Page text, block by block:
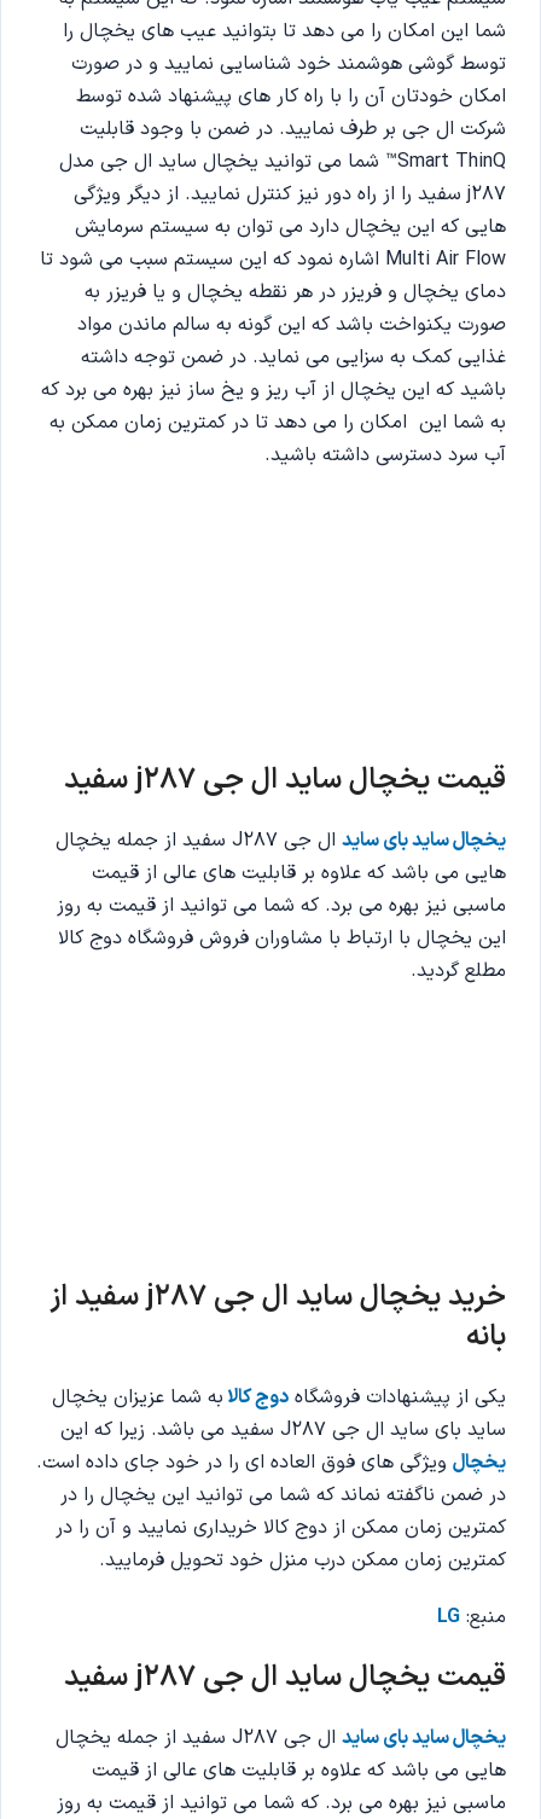
شما این امکان را می دهد تا بتوانید عیب های یخچال را
توسط گوشی هوشمند خود شناسایی نمایید و در صورت
امکان خودتان آن را با راه کار های پیشنهاد شده توسط
شرکت ال جی بر طرف نمایید. در ضمن با وجود قابلیت
Smart ThinQ™ شما می توانید یخچال ساید ال جی مدل
j287 سفید را از راه دور نیز کنترل نمایید. از دیگر ویژگی
هایی که این یخچال دارد می توان به سیستم سرمایش
Multi Air Flow اشاره نمود که این سیستم سبب می شود تا
دمای یخچال و فریزر در هر نقطه یخچال و یا فریزر به
صورت یکنواخت باشد که این گونه به سالم ماندن مواد
غذایی کمک به سزایی می نماید. در ضمن توجه داشته
باشید که این یخچال از آب ریز و یخ ساز نیز بهره می برد که
به شما این امکان را می دهد تا در کمترین زمان ممکن به
آب سرد دسترسی داشته باشید.
قیمت یخچال ساید ال جی j287 سفید
یخچال ساید بای ساید
ال جی J287 سفید از جمله یخچال
هایی می باشد که علاوه بر قابلیت های عالی از قیمت
ماسبی نیز بهره می برد. که شما می توانید از قیمت به روز
این یخچال با ارتباط با مشاوران فروش فروشگاه دوج کالا
مطلع گردید.
خرید یخچال ساید ال جی j287
سفید از
بانه
یکی از پیشنهادات فروشگاه دوج کالا به شما عزیزان یخچال
ساید بای ساید ال جی J287 سفید می باشد. زیرا که این
یخچال ویژگی های فوق العاده ای را در خود جای داده است.
در ضمن ناگفته نماند که شما می توانید این یخچال را در
کمترین زمان ممکن از دوج کالا خریداری نمایید و آن را در
کمترین زمان ممکن درب منزل خود تحویل فرمایید.
منبع: LG
قیمت یخچال ساید ال جی j287 سفید
یخچال ساید بای ساید
ال جی J287 سفید از جمله یخچال
هایی می باشد که علاوه بر قابلیت های عالی از قیمت
ماسبی نیز بهره می برد. که شما می توانید از قیمت به روز